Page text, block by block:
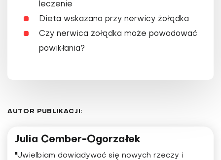
leczenie
Dieta wskazana przy nerwicy żołądka
Czy nerwica żołądka może powodować
powikłania?
AUTOR PUBLIKACJI:
Julia Cember-Ogorzałek
"Uwielbiam dowiadywać się nowych rzeczy i